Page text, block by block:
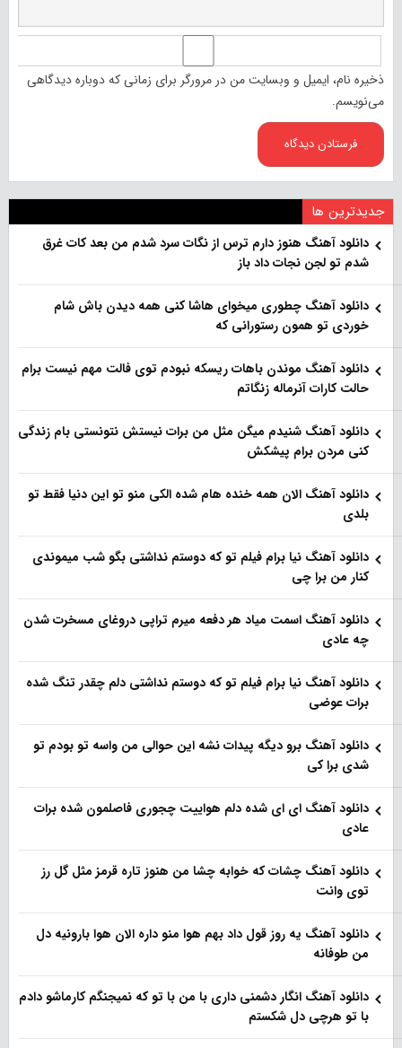
ذخیره نام، ایمیل و وبسایت من در مرورگر برای زمانی که دوباره دیدگاهی
می‌نویسم.
جدیدترین ها
دانلود آهنگ هنو‌ز دارم ترس از نگات سرد شدم من بعد کات غرق
شدم تو لجن نجات داد باز
دانلود آهنگ چطوری میخوای هاشا کنی همه دیدن باش شام
خوردی تو همون رستورانی که
دانلود آهنگ موندن باهات ریسکه نبودم توی فالت مهم نیست برام
حالت کارات آنرماله زنگاتم
دانلود آهنگ شنیدم میگن مثل من برات نیستش نتونستی بام زندگی
کنی مردن برام پیشکش
دانلود آهنگ الان همه خنده هام شده الکی منو تو این دنیا فقط تو
بلدی
دانلود آهنگ نیا برام فیلم تو‌ که دوستم نداشتی بگو شب میموندی
کنار من برا چی
دانلود آهنگ اسمت میاد هر دفعه میرم تراپی دروغای مسخرت شدن
چه عادی
دانلود آهنگ نیا برام فیلم تو‌ که دوستم نداشتی دلم چقدر تنگ شده
برات عوضی
دانلود آهنگ برو دیگه پیدات نشه این حوالی من واسه تو‌ بودم تو
شدی برا کی
دانلود آهنگ ای ای شده دلم هواییت چجوری فاصلمون شده برات
عادی
دانلود آهنگ چشات که خوابه چشا من هنوز تاره قرمز مثل گل رز
توی وانت
دانلود آهنگ یه روز قول داد بهم هوا منو داره الان هوا بارونیه دل
من طوفانه
دانلود آهنگ انگار دشمنی داری با من با تو که نمیجنگم کارماشو دادم
با تو هرچی دل شکستم